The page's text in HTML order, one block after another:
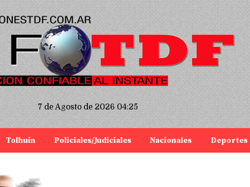
7 de Agosto de 2026 04:25
Tolhuin Policiales/Judiciales Nacionales Deportes